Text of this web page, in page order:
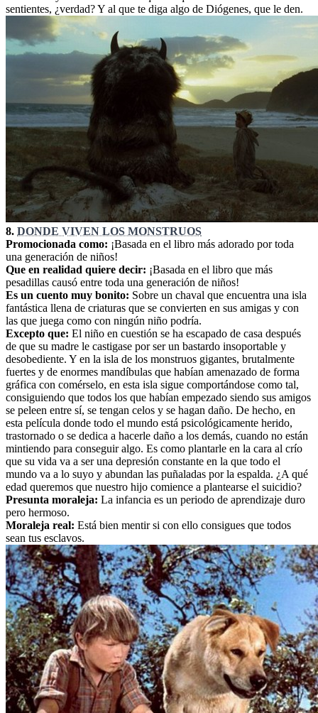
sentientes, ¿verdad? Y al que te diga algo de Diógenes, que le den.
8. DONDE VIVEN LOS MONSTRUOS
Promocionada como: ¡Basada en el libro más adorado por toda
una generación de niños!
Que en realidad quiere decir: ¡Basada en el libro que más
pesadillas causó entre toda una generación de niños!
Es un cuento muy bonito: Sobre un chaval que encuentra una isla
fantástica llena de criaturas que se convierten en sus amigas y con
las que juega como con ningún niño podría.
Excepto que: El niño en cuestión se ha escapado de casa después
de que su madre le castigase por ser un bastardo insoportable y
desobediente. Y en la isla de los monstruos gigantes, brutalmente
fuertes y de enormes mandíbulas que habían amenazado de forma
gráfica con comérselo, en esta isla sigue comportándose como tal,
consiguiendo que todos los que habían empezado siendo sus amigos
se peleen entre sí, se tengan celos y se hagan daño. De hecho, en
esta película donde todo el mundo está psicológicamente herido,
trastornado o se dedica a hacerle daño a los demás, cuando no están
mintiendo para conseguir algo. Es como plantarle en la cara al crío
que su vida va a ser una depresión constante en la que todo el
mundo va a lo suyo y abundan las puñaladas por la espalda. ¿A qué
edad queremos que nuestro hijo comience a plantearse el suicidio?
Presunta moraleja: La infancia es un periodo de aprendizaje duro
pero hermoso.
Moraleja real: Está bien mentir si con ello consigues que todos
sean tus esclavos.